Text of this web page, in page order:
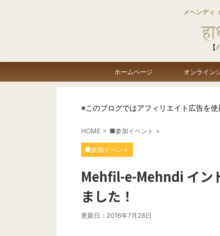
メヘンディ
ホームページ オンライン
※このブログではアフィリエイト広告を
HOME > ■参加イベント >
■参加イベント
Mehfil-e-Mehndi イン
ました！
更新日： 2016年7月28日